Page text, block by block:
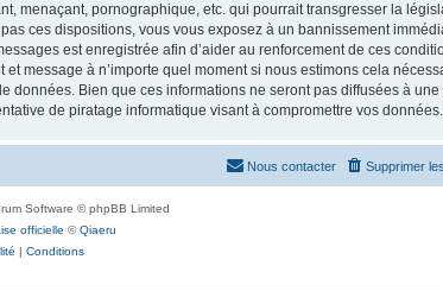
menaçant, pornographique, etc. qui pourrait transgresser la
ces dispositions, vous vous exposez à un bannissement
est enregistrée afin d’aider au renforcement de ces
message à n’importe quel moment si nous estimons cela
Bien que ces informations ne seront pas diffusées à
de piratage informatique visant à compromettre vos données.
Supprimer
Nous contacter
Software © phpBB Limited
officielle ©Qiaeru
| Conditions